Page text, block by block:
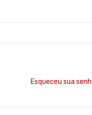
Esqueceu sua